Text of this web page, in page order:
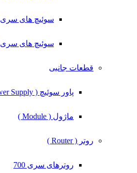
سوئیچ های سری 200
سوئیچ های سری 300
قطعات جانبی
پاور سوئیچ ( Power Supply )
ماژول ( Module )
روتر ( Router )
روترهای سری 700